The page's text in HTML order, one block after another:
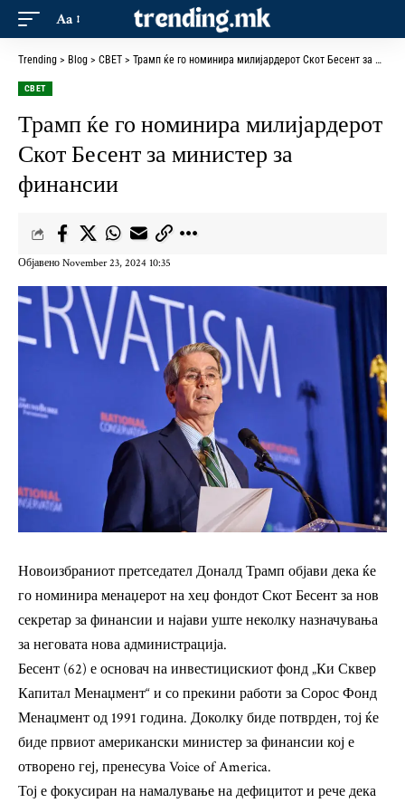
Aa
Trending > Blog > СВЕТ > Трамп ќе го номинира милијардерот Скот Бесент за министер за финансии
СВЕТ
Трамп ќе го номинира милијардерот
Скот Бесент за министер за
финансии
Објавено November 23, 2024 10:35
Новоизбраниот претседател Доналд Трамп објави дека ќе
го номинира менаџерот на хеџ фондот Скот Бесент за нов
секретар за финансии и најави уште неколку назначувања
за неговата нова администрација.
Бесент (62) е основач на инвестицискиот фонд „Ки Сквер
Капитал Менаџмент“ и со прекини работи за Сорос Фонд
Менаџмент од 1991 година. Доколку биде потврден, тој ќе
биде првиот американски министер за финансии кој е
отворено геј, пренесува Voice of America.
Тој е фокусиран на намалување на дефицитот и рече дека